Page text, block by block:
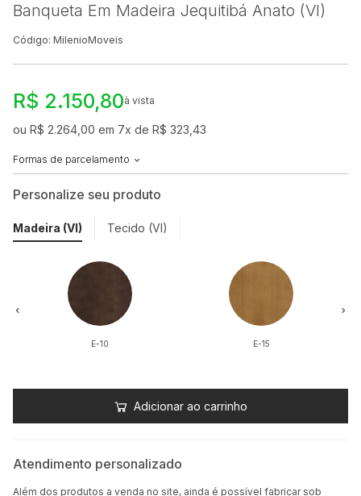
Banqueta Em Madeira Jequitibá Anato (VI)
Código: MilenioMoveis
R$ 2.150,80à vista
ou R$ 2.264,00 em 7x de R$ 323,43
Formas de parcelamento
Personalize seu produto
Madeira (VI) Tecido (VI)
E-10 E-15
Adicionar ao carrinho
Atendimento personalizado
Além dos produtos a venda no site, ainda é possível fabricar sob